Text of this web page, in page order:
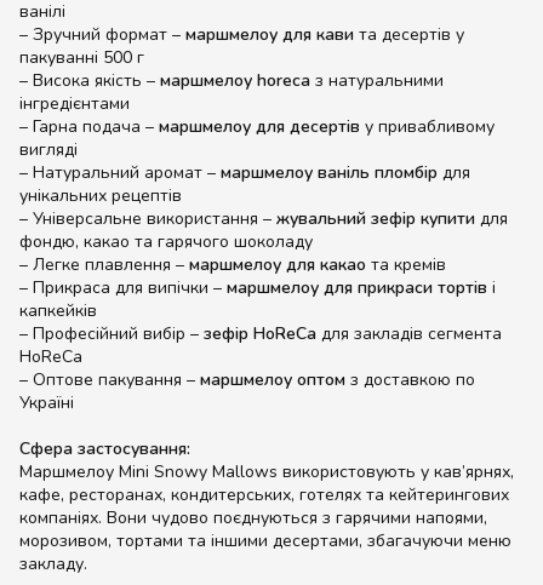
ванілі
– Зручний формат – маршмелоу для кави та десертів у
пакуванні 500 г
– Висока якість – маршмелоу horeca з натуральними
інгредієнтами
– Гарна подача – маршмелоу для десертів у привабливому
вигляді
– Натуральний аромат – маршмелоу ваніль пломбір для
унікальних рецептів
– Універсальне використання – жувальний зефір купити для
фондю, какао та гарячого шоколаду
– Легке плавлення – маршмелоу для какао та кремів
– Прикраса для випічки – маршмелоу для прикраси тортів і
капкейків
– Професійний вибір – зефір HoReCa для закладів сегмента
HoReCa
– Оптове пакування – маршмелоу оптом з доставкою по
Україні
Сфера застосування:
Маршмелоу Mini Snowy Mallows використовують у кав’ярнях,
кафе, ресторанах, кондитерських, готелях та кейтерингових
компаніях. Вони чудово поєднуються з гарячими напоями,
морозивом, тортами та іншими десертами, збагачуючи меню
закладу.